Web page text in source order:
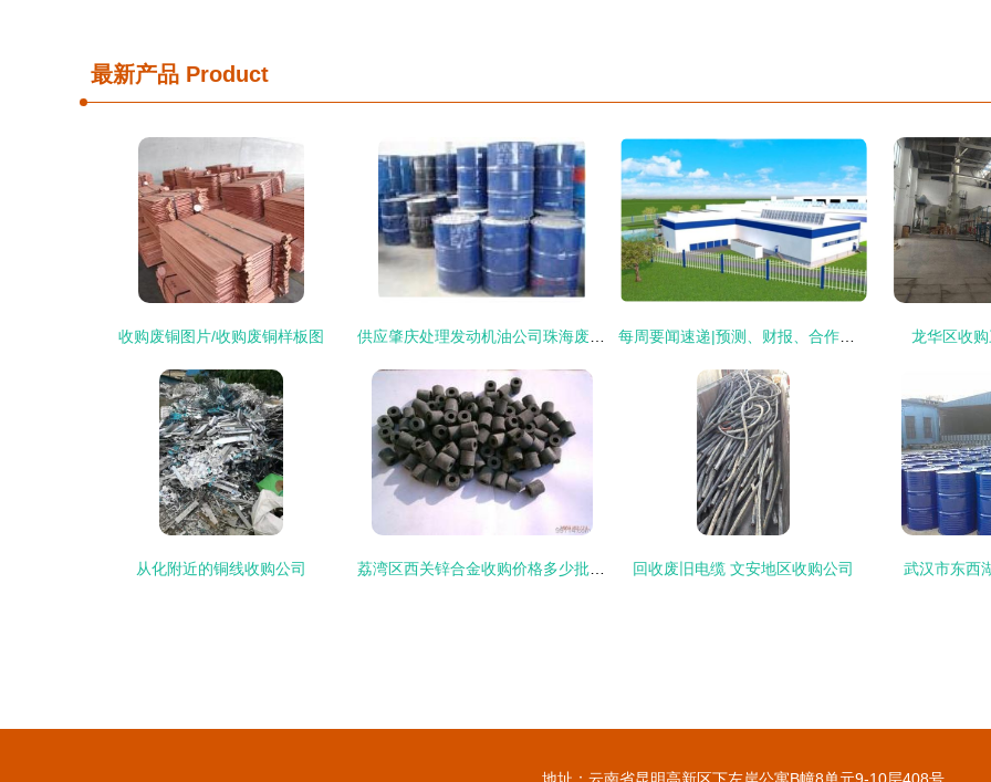
最新产品 Product
收购废铜图片/收购废铜样板图 龙华区收
从化附近的铜线收购公司 回收废旧电缆 文安地区收购公司 武汉市东西